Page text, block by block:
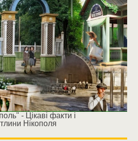
- Цікаві факти і
Нікополя